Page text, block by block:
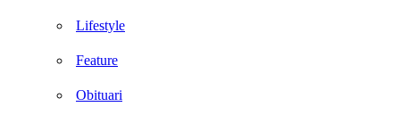
Lifestyle
Feature
Obituari